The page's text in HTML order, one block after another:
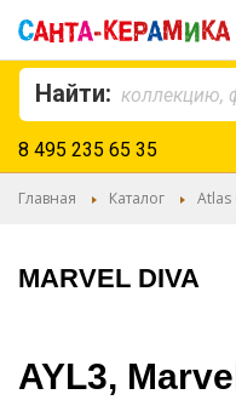
Найти:
8 495 235 65 35
Главная Каталог Atlas
MARVEL DIVA
AYL3,